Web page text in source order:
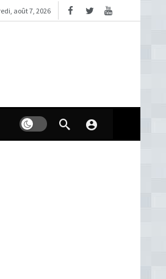
août 7, 2026